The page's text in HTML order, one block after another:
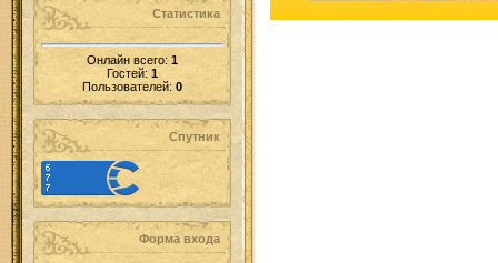
Статистика
Онлайн всего: 1
Гостей: 1
Пользователей: 0
Спутник
Форма входа